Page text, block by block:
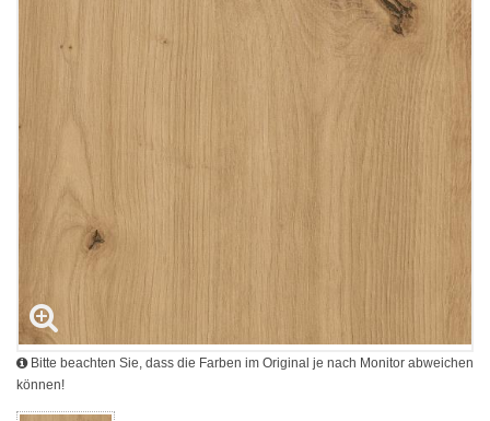
Bitte beachten Sie, dass die Farben im Original je nach Monitor abweichen
können!